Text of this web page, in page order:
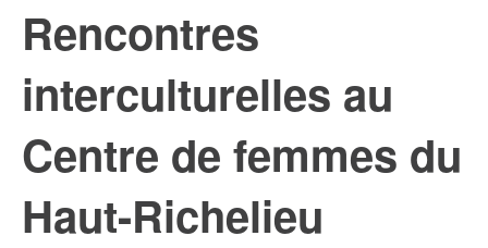
Rencontres
interculturelles au
Centre de femmes du
Haut-Richelieu